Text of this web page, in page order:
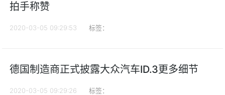
拍手称赞
2020-03-05 09:29:53 标签：
德国制造商正式披露大众汽车ID.3更多细节
2020-03-05 09:29:26 标签：